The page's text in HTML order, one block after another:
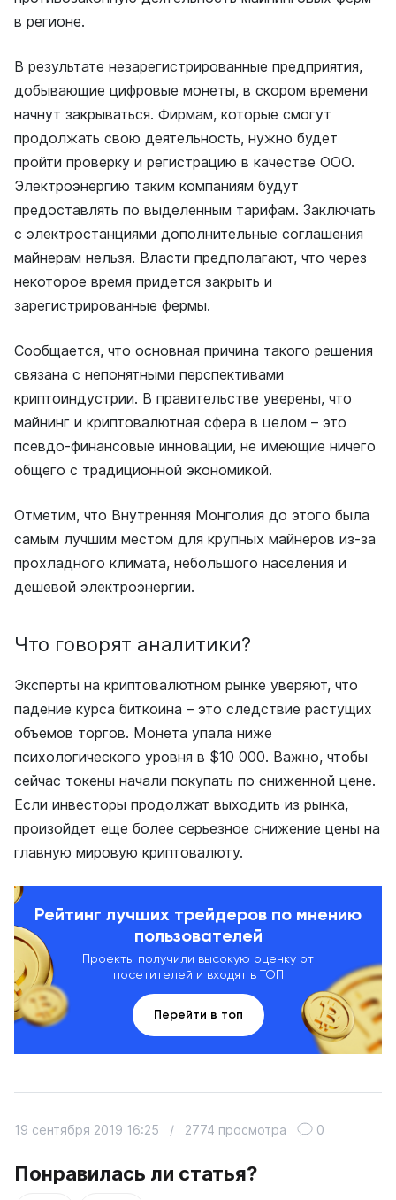
в регионе.
В результате незарегистрированные предприятия,
добывающие цифровые монеты, в скором времени
начнут закрываться. Фирмам, которые смогут
продолжать свою деятельность, нужно будет
пройти проверку и регистрацию в качестве ООО.
Электроэнергию таким компаниям будут
предоставлять по выделенным тарифам. Заключать
с электростанциями дополнительные соглашения
майнерам нельзя. Власти предполагают, что через
некоторое время придется закрыть и
зарегистрированные фермы.
Сообщается, что основная причина такого решения
связана с непонятными перспективами
криптоиндустрии. В правительстве уверены, что
майнинг и криптовалютная сфера в целом – это
псевдо-финансовые инновации, не имеющие ничего
общего с традиционной экономикой.
Отметим, что Внутренняя Монголия до этого была
самым лучшим местом для крупных майнеров из-за
прохладного климата, небольшого населения и
дешевой электроэнергии.
Что говорят аналитики?
Эксперты на криптовалютном рынке уверяют, что
падение курса биткоина – это следствие растущих
объемов торгов. Монета упала ниже
психологического уровня в $10 000. Важно, чтобы
сейчас токены начали покупать по сниженной цене.
Если инвесторы продолжат выходить из рынка,
произойдет еще более серьезное снижение цены на
главную мировую криптовалюту.
Рейтинг лучших трейдеров по мнению
пользователей
Проекты получили высокую оценку от
посетителей и входят в ТОП
Перейти в топ
Понравилась ли статья?
19 сентября 2019 16:25 / 2774 просмотра 0